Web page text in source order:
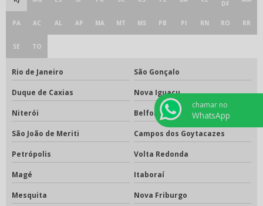
DF
PA AC AL AP MA MT MS PB PI RN RO RR
SE TO
Rio de Janeiro São Gonçalo
Duque de Caxias Nova Iguaçu
Niterói Belford Roxo
São João de Meriti Campos dos Goytacazes
Petrópolis Volta Redonda
Magé Itaboraí
Mesquita Nova Friburgo
chamar no
WhatsApp